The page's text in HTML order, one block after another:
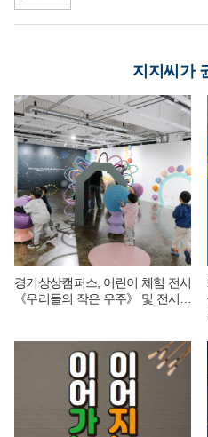
지지씨가
경기상상캠퍼스, 어린이 체험 전시
《우리들의 작은 우주》 및 전시